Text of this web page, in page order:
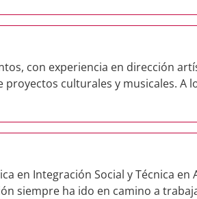
con experiencia en dirección
culturales y musicales. A
en Integración Social y Técnica en
siempre ha ido en camino a